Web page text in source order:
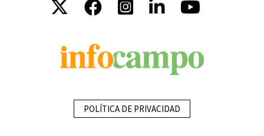
POLÍTICA DE PRIVACIDAD